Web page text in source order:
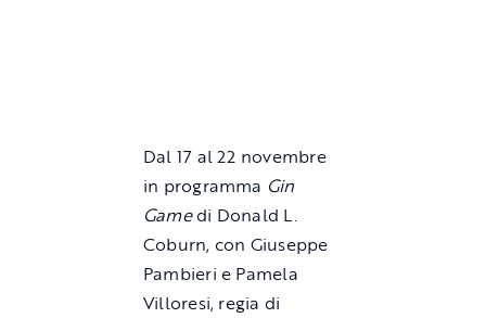
Dal 17 al 22 novembre
in programma Gin
Gamedi Donald L.
Coburn, con Giuseppe
Pambieri e Pamela
Villoresi, regia di